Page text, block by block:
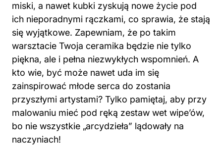
miski, a nawet kubki zyskują nowe życie pod
ich nieporadnymi rączkami, co sprawia, że stają
się wyjątkowe. Zapewniam, że po takim
warsztacie Twoja ceramika będzie nie tylko
piękna, ale i pełna niezwykłych wspomnień. A
kto wie, być może nawet uda im się
zainspirować młode serca do zostania
przyszłymi artystami? Tylko pamiętaj, aby przy
malowaniu mieć pod ręką zestaw wet wipe’ów,
bo nie wszystkie „arcydzieła” lądowały na
naczyniach!